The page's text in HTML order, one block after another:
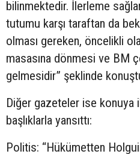
bilinmektedir. İlerleme
tutumu karşı taraftan da
olması gereken, öncelikli
masasına dönmesi ve BM
gelmesidir” şeklinde
Diğer gazeteler ise konuya
başlıklarla yansıttı:
Politis: “Hükümetten